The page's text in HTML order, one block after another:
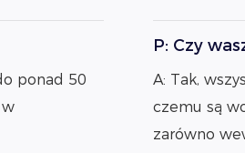
ponad 50
w
P: Czy
A: Tak,
czemu są
zarówno